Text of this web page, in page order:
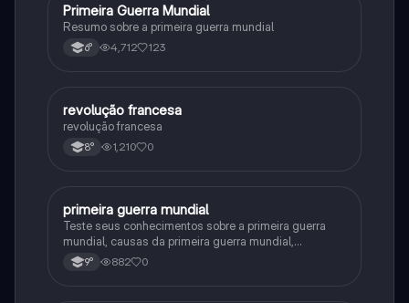
História
Primeira Guerra Mundial
Resumo sobre a primeira guerra mundial
6° 4,712 123
História
revolução francesa
revolução francesa
8° 1,210 0
História
primeira guerra mundial
Teste seus conhecimentos sobre a primeira guerra
mundial, causas da primeira guerra mundial,
consequências da Primeira Guerra Mundial,fases da
primeira guerra mundial
9° 882 0